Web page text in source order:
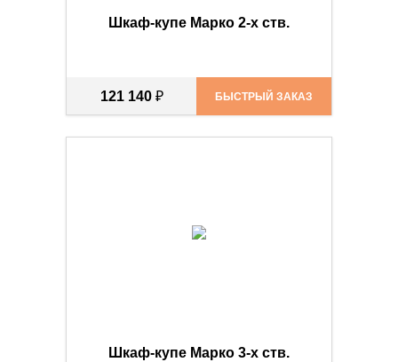
Шкаф-купе Марко 2-х ств.
121 140 ₽ БЫСТРЫЙ ЗАКАЗ
Шкаф-купе Марко 3-х ств.